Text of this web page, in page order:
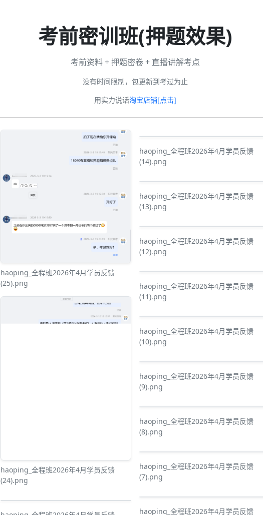
考前密训班(押题效果)
考前资料 + 押题密卷 + 直播讲解考点
没有时间限制，包更新到考过为止
用实力说话淘宝店铺[点击]
haoping_全程班2026年4月学员反馈
(25).png
haoping_全程班2026年4月学员反馈
(24).png
haoping_全程班2026年4月学员反馈
(14).png
haoping_全程班2026年4月学员反馈
(13).png
haoping_全程班2026年4月学员反馈
(12).png
haoping_全程班2026年4月学员反馈
(11).png
haoping_全程班2026年4月学员反馈
(10).png
haoping_全程班2026年4月学员反馈
(9).png
haoping_全程班2026年4月学员反馈
(8).png
haoping_全程班2026年4月学员反馈
(7).png
haoping_全程班2026年4月学员反馈